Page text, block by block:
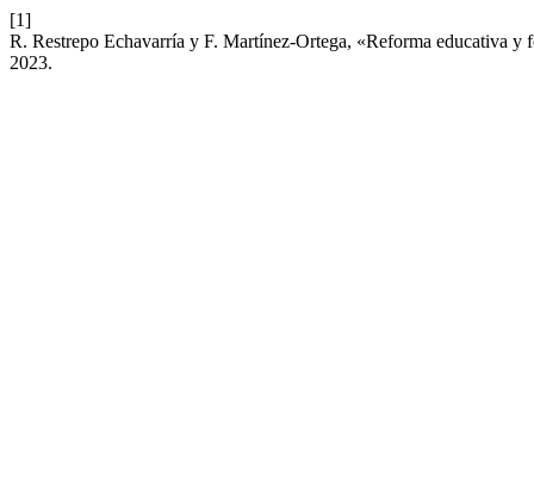
[1]
R. Restrepo Echavarría y F. Martínez-Ortega, «Reforma educativa
2023.